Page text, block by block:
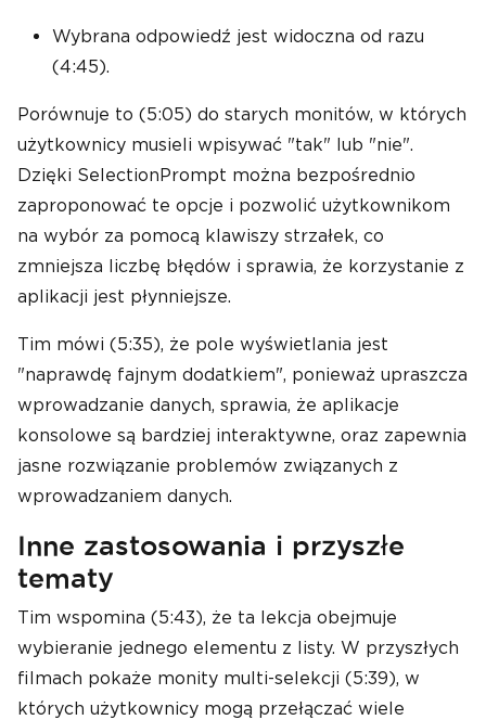
Wybrana odpowiedź jest widoczna od razu
(4:45).
Porównuje to (5:05) do starych monitów, w których
użytkownicy musieli wpisywać "tak" lub "nie".
Dzięki SelectionPrompt można bezpośrednio
zaproponować te opcje i pozwolić użytkownikom
na wybór za pomocą klawiszy strzałek, co
zmniejsza liczbę błędów i sprawia, że korzystanie z
aplikacji jest płynniejsze.
Tim mówi (5:35), że pole wyświetlania jest
"naprawdę fajnym dodatkiem", ponieważ upraszcza
wprowadzanie danych, sprawia, że aplikacje
konsolowe są bardziej interaktywne, oraz zapewnia
jasne rozwiązanie problemów związanych z
wprowadzaniem danych.
Inne zastosowania i przyszłe
tematy
Tim wspomina (5:43), że ta lekcja obejmuje
wybieranie jednego elementu z listy. W przyszłych
filmach pokaże monity multi-selekcji (5:39), w
których użytkownicy mogą przełączać wiele